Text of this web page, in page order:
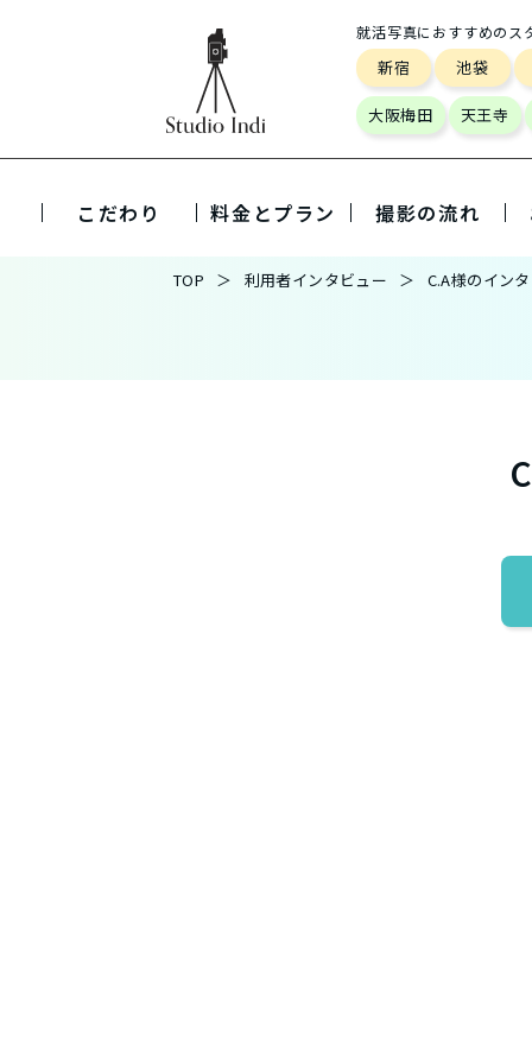
就活写真におすすめのス
新宿 池袋
大阪梅田 天王寺
こだわり 料金とプラン 撮影の流れ
TOP 利用者インタビュー C.A様のイン